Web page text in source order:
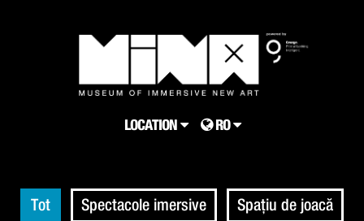
LOCATION RO
Tot Spectacole imersive Spațiu de joacă